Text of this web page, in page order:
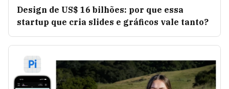
Design de US$ 16 bilhões: por que essa
startup que cria slides e gráficos vale tanto?